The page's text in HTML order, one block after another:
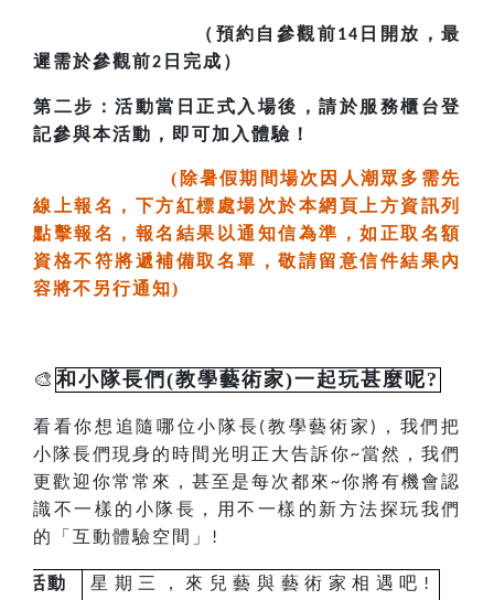
（預約自參觀前14 日開放，最
遲需於參觀前2 日完成）
第二步
：活動當日正式入場後，請於服務櫃台登
記參與本活動，即可加入體驗！
(除暑假期間場次因人潮眾多需先
線上報名，下方紅標處場次於本網頁上方資訊列
點擊報名， 報名結果以通知信為準，如正取名額
資格不符將遞補備取名單，敬請留意信件結果內
容將不另行通知)
🎨 和小隊長們(教學藝術家)一起玩甚麼呢?
看看你想追隨哪位小隊長( 教學藝術家 )
，我們把
小隊長們現身的時間光明正大告訴你~當然，我們
更歡迎你常常來，甚至是每次都來~你將有機會認
識不一樣的小隊長，用不一樣的新方法探玩我們
的「互動體驗空間」 !
活動
星期三，來兒藝與藝術家相遇吧 !